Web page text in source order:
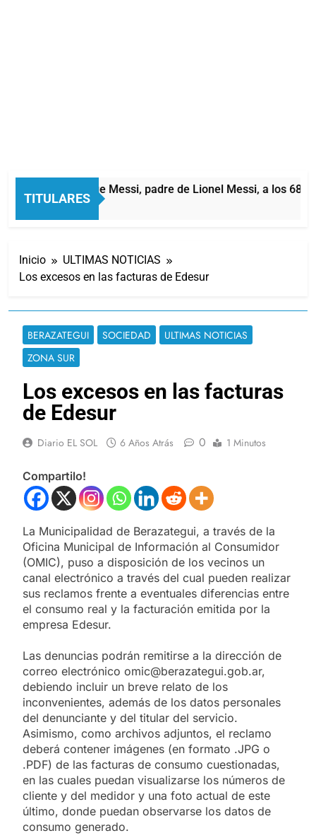
TITULARES
Murió Jorge Messi, padre de Lionel Messi, a los 68
2 Horas Atrás
Inicio
ULTIMAS NOTICIAS
Los excesos en las facturas de Edesur
BERAZATEGUI SOCIEDAD
ULTIMAS NOTICIAS
ZONA SUR
Los excesos en las facturas
de Edesur
Diario EL SOL 6 Años Atrás 0 1 Minutos
Compartilo!
La Municipalidad de Berazategui, a través de la
Oficina Municipal de Información al Consumidor
(OMIC), puso a disposición de los vecinos un
canal electrónico a través del cual pueden realizar
sus reclamos frente a eventuales diferencias entre
el consumo real y la facturación emitida por la
empresa Edesur.
Las denuncias podrán remitirse a la dirección de
correo electrónico omic@berazategui.gob.ar,
debiendo incluir un breve relato de los
inconvenientes, además de los datos personales
del denunciante y del titular del servicio.
Asimismo, como archivos adjuntos, el reclamo
deberá contener imágenes (en formato .JPG o
.PDF) de las facturas de consumo cuestionadas,
en las cuales puedan visualizarse los números de
cliente y del medidor y una foto actual de este
último, donde puedan observarse los datos de
consumo generado.